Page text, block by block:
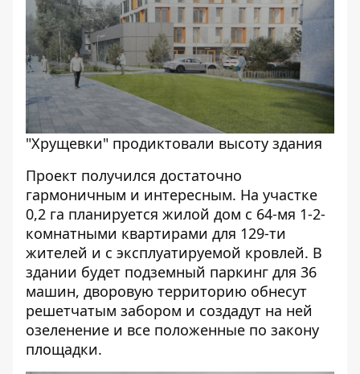
"Хрущевки" продиктовали высоту здания
Проект получился достаточно
гармоничным и интересным. На участке
0,2 га планируется жилой дом с 64-мя 1-2-
комнатными квартирами для 129-ти
жителей и с эксплуатируемой кровлей. В
здании будет подземный паркинг для 36
машин, дворовую территорию обнесут
решетчатым забором и создадут на ней
озеленение и все положенные по закону
площадки.